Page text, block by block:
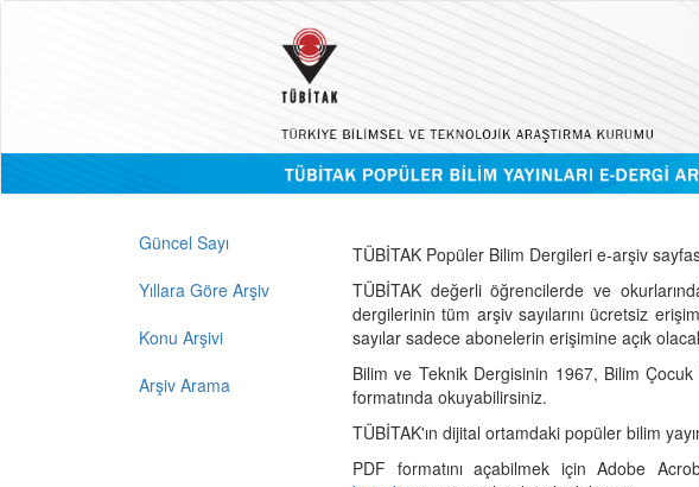
Güncel Sayı
Yıllara Göre Arşiv
Konu Arşivi
Arşiv Arama
TÜBİTAK Popüler Bilim Dergileri e-arşiv
TÜBİTAK değerli öğrencilerde ve
dergilerinin tüm arşiv sayılarını ücretsiz
sayılar sadece abonelerin erişimine açık
Bilim ve Teknik Dergisinin 1967, Bilim
formatında okuyabilirsiniz.
TÜBİTAK'ın dijital ortamdaki popüler bilim
PDF formatını açabilmek için Adobe